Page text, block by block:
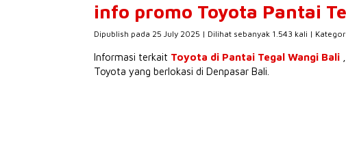
info promo Toyota Pantai
Dipublish pada 25 July 2025 | Dilihat sebanyak 1.543 kali |
Informasi terkait Toyota di Pantai Tegal Wangi Bali
Toyota yang berlokasi di Denpasar Bali.